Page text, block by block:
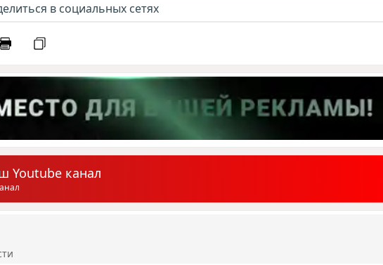
в социальных сетях
Youtube канал